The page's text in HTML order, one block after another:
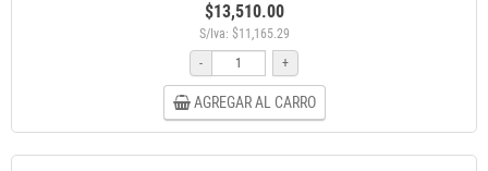
$13,510.00
S/Iva: $11,165.29
-
+
AGREGAR AL CARRO